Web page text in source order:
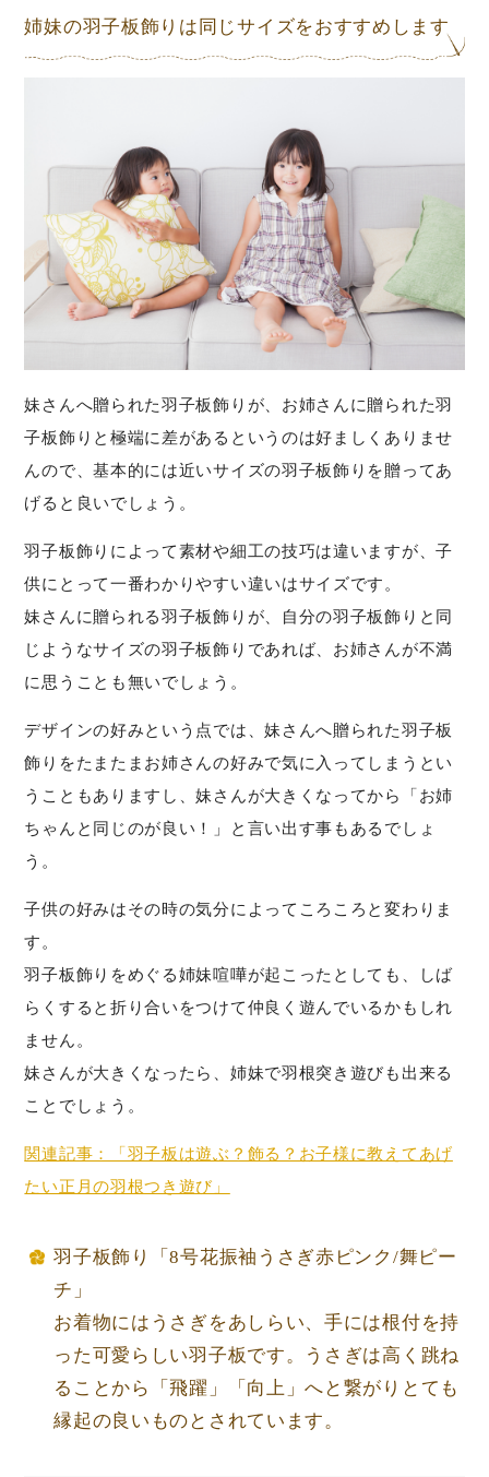
姉妹の羽子板飾りは同じサイズをおすすめします
妹さんへ贈られた羽子板飾りが、お姉さんに贈られた羽
子板飾りと極端に差があるというのは好ましくありませ
んので、基本的には近いサイズの羽子板飾りを贈ってあ
げると良いでしょう。
羽子板飾りによって素材や細工の技巧は違いますが、子
供にとって一番わかりやすい違いはサイズです。
妹さんに贈られる羽子板飾りが、自分の羽子板飾りと同
じようなサイズの羽子板飾りであれば、お姉さんが不満
に思うことも無いでしょう。
デザインの好みという点では、妹さんへ贈られた羽子板
飾りをたまたまお姉さんの好みで気に入ってしまうとい
うこともありますし、妹さんが大きくなってから「お姉
ちゃんと同じのが良い！」と言い出す事もあるでしょ
う。
子供の好みはその時の気分によってころころと変わりま
す。
羽子板飾りをめぐる姉妹喧嘩が起こったとしても、しば
らくすると折り合いをつけて仲良く遊んでいるかもしれ
ません。
妹さんが大きくなったら、姉妹で羽根突き遊びも出来る
ことでしょう。
関連記事：「羽子板は遊ぶ？飾る？お子様に教えてあげ
たい正月の羽根つき遊び」
羽子板飾り「8号花振袖うさぎ赤ピンク/舞ピー
チ」
お着物にはうさぎをあしらい、手には根付を持
った可愛らしい羽子板です。うさぎは高く跳ね
ることから「飛躍」「向上」へと繋がりとても
縁起の良いものとされています。